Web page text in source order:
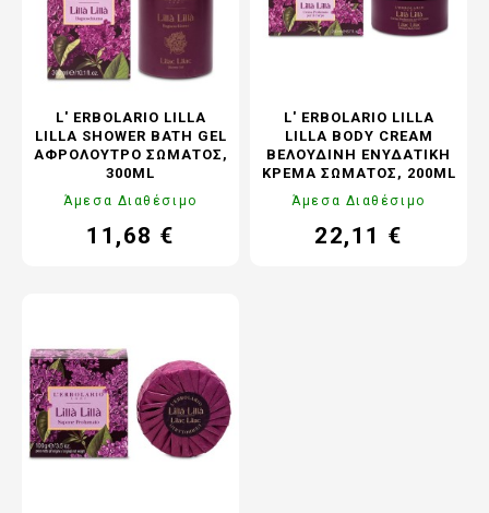
L' ERBOLARIO LILLA
LILLA SHOWER BATH GEL
ΑΦΡΌΛΟΥΤΡΟ ΣΏΜΑΤΟΣ,
300ML
Άμεσα Διαθέσιμο
Τιμή
11,68 €
L' ERBOLARIO LILLA
LILLA BODY CREAM
ΒΕΛΟΎΔΙΝΗ ΕΝΥΔΑΤΙΚΉ
ΚΡΈΜΑ ΣΏΜΑΤΟΣ, 200ML
Άμεσα Διαθέσιμο
Τιμή
22,11 €